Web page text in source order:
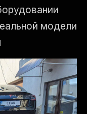
модели